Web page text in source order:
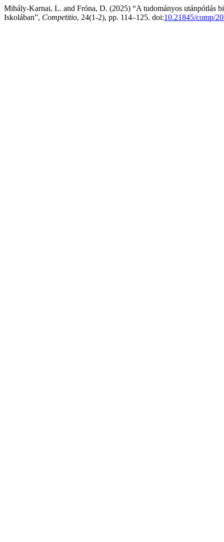
Mihály-Karnai, L. and Fróna, D. (2025) “A tudományos utánpótlás
Iskolában”, Competitio, 24(1-2), pp. 114–125. doi:10.21845/comp/